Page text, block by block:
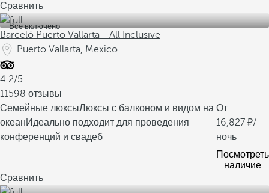
Сравнить
Все включено
Barceló Puerto Vallarta - All Inclusive
Puerto Vallarta, Mexico
4.2/5
11598 отзывы
Семейные люксыЛюксы с балконом и видом на
океанИдеально подходит для проведения
конференций и свадеб
От
16,827
/
ночь
Посмотреть
наличие
Сравнить